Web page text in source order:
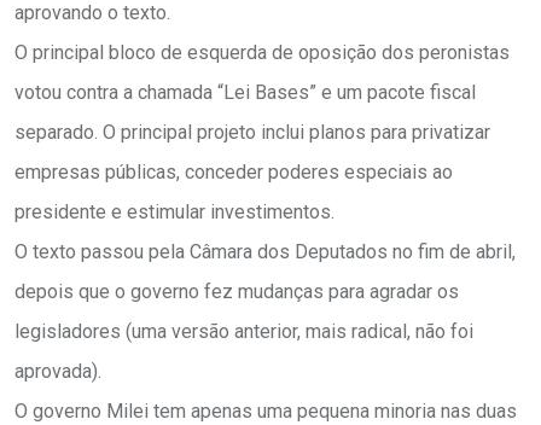
aprovando o texto.
O principal bloco de esquerda de oposição dos peronistas
votou contra a chamada “Lei Bases” e um pacote fiscal
separado. O principal projeto inclui planos para privatizar
empresas públicas, conceder poderes especiais ao
presidente e estimular investimentos.
O texto passou pela Câmara dos Deputados no fim de abril,
depois que o governo fez mudanças para agradar os
legisladores (uma versão anterior, mais radical, não foi
aprovada).
O governo Milei tem apenas uma pequena minoria nas duas